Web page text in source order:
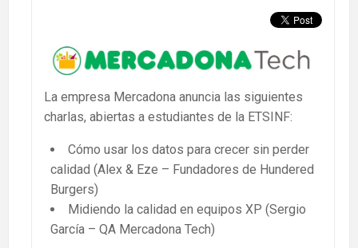
La empresa Mercadona anuncia las siguientes
charlas, abiertas a estudiantes de la ETSINF:
Cómo usar los datos para crecer sin perder
calidad (Alex & Eze – Fundadores de Hundered
Burgers)
Midiendo la calidad en equipos XP (Sergio
García – QA Mercadona Tech)